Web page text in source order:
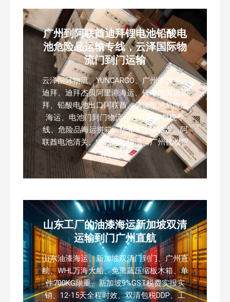
广州到阿联酋迪拜锂电池铅酸电
池危险品运输专线，云泽国际物
流门到门运输
云泽国际物流、YUNCARGO、广州南沙海运
迪拜、迪拜杰贝阿里港海运、锂电池海运迪
拜、铅酸电池出口阿联酋、储能电池危险品
海运、电池门到门物流、迪拜双清包税专
线、危险品海运拼箱、MSDS 运输鉴定、阿
联酋电池清关、中东国际物流、广州代收货
装柜报关
山东工厂的油漆海运新加坡双清
运输到门广州直航
山东油漆海运、新加坡双清门到门、广州直
航、WHL万海大船、免熏蒸压缩板木箱、单
件700KG限重、新加坡9%GST税费实报实
销、12-15天全程时效、双清包税DDP、工